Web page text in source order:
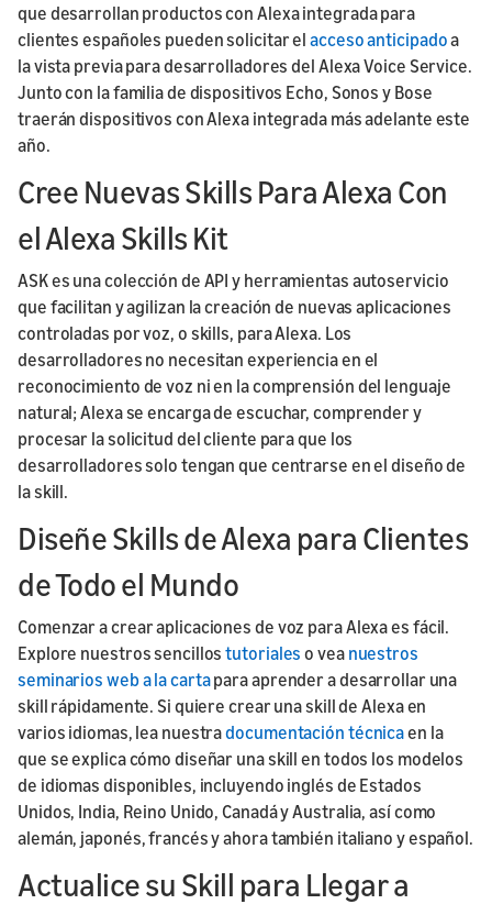
que desarrollan productos con Alexa integrada para
clientes españoles pueden solicitar elacceso anticipadoa
la vista previa para desarrolladores del Alexa Voice Service.
Junto con la familia de dispositivos Echo, Sonos y Bose
traerán dispositivos con Alexa integrada más adelante este
año.
Cree Nuevas Skills Para Alexa Con
el Alexa Skills Kit
ASK es una colección de API y herramientas autoservicio
que facilitan y agilizan la creación de nuevas aplicaciones
controladas por voz, o skills, para Alexa. Los
desarrolladores no necesitan experiencia en el
reconocimiento de voz ni en la comprensión del lenguaje
natural; Alexa se encarga de escuchar, comprender y
procesar la solicitud del cliente para que los
desarrolladores solo tengan que centrarse en el diseño de
la skill.
Diseñe Skills de Alexa para Clientes
de Todo el Mundo
Comenzar a crear aplicaciones de voz para Alexa es fácil.
Explore nuestros sencillostutoriales o vea nuestros
seminarios web a la cartapara aprender a desarrollar una
skill rápidamente. Si quiere crear una skill de Alexa en
varios idiomas, lea nuestradocumentación técnicaen la
que se explica cómo diseñar una skill en todos los modelos
de idiomas disponibles, incluyendo inglés de Estados
Unidos, India, Reino Unido, Canadá y Australia, así como
alemán, japonés, francés y ahora también italiano y español.
Actualice su Skill para Llegar a